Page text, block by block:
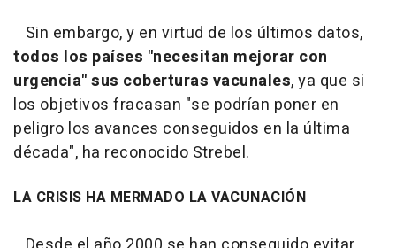
Sin embargo, y en virtud de los últimos datos,
todos los países "necesitan mejorar con
urgencia" sus coberturas vacunales, ya que si
los objetivos fracasan "se podrían poner en
peligro los avances conseguidos en la última
década", ha reconocido Strebel.
LA CRISIS HA MERMADO LA VACUNACIÓN